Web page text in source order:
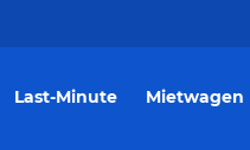
Last-Minute Mietwagen